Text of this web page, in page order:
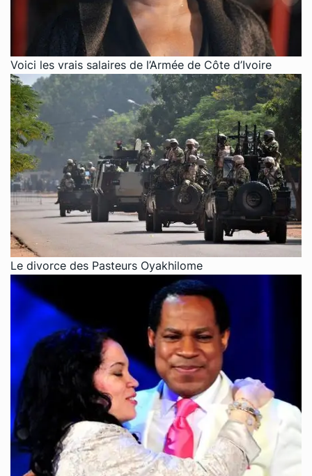
Voici les vrais salaires de l’Armée de Côte d’Ivoire
Le divorce des Pasteurs Oyakhilome